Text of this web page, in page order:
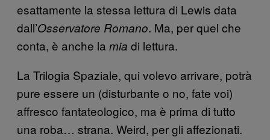
esattamente la stessa lettura di Lewis data
dall’Osservatore Romano. Ma, per quel che
conta, è anche la mia di lettura.
La Trilogia Spaziale, qui volevo arrivare, potrà
pure essere un (disturbante o no, fate voi)
affresco fantateologico, ma è prima di tutto
una roba… strana. Weird, per gli affezionati.